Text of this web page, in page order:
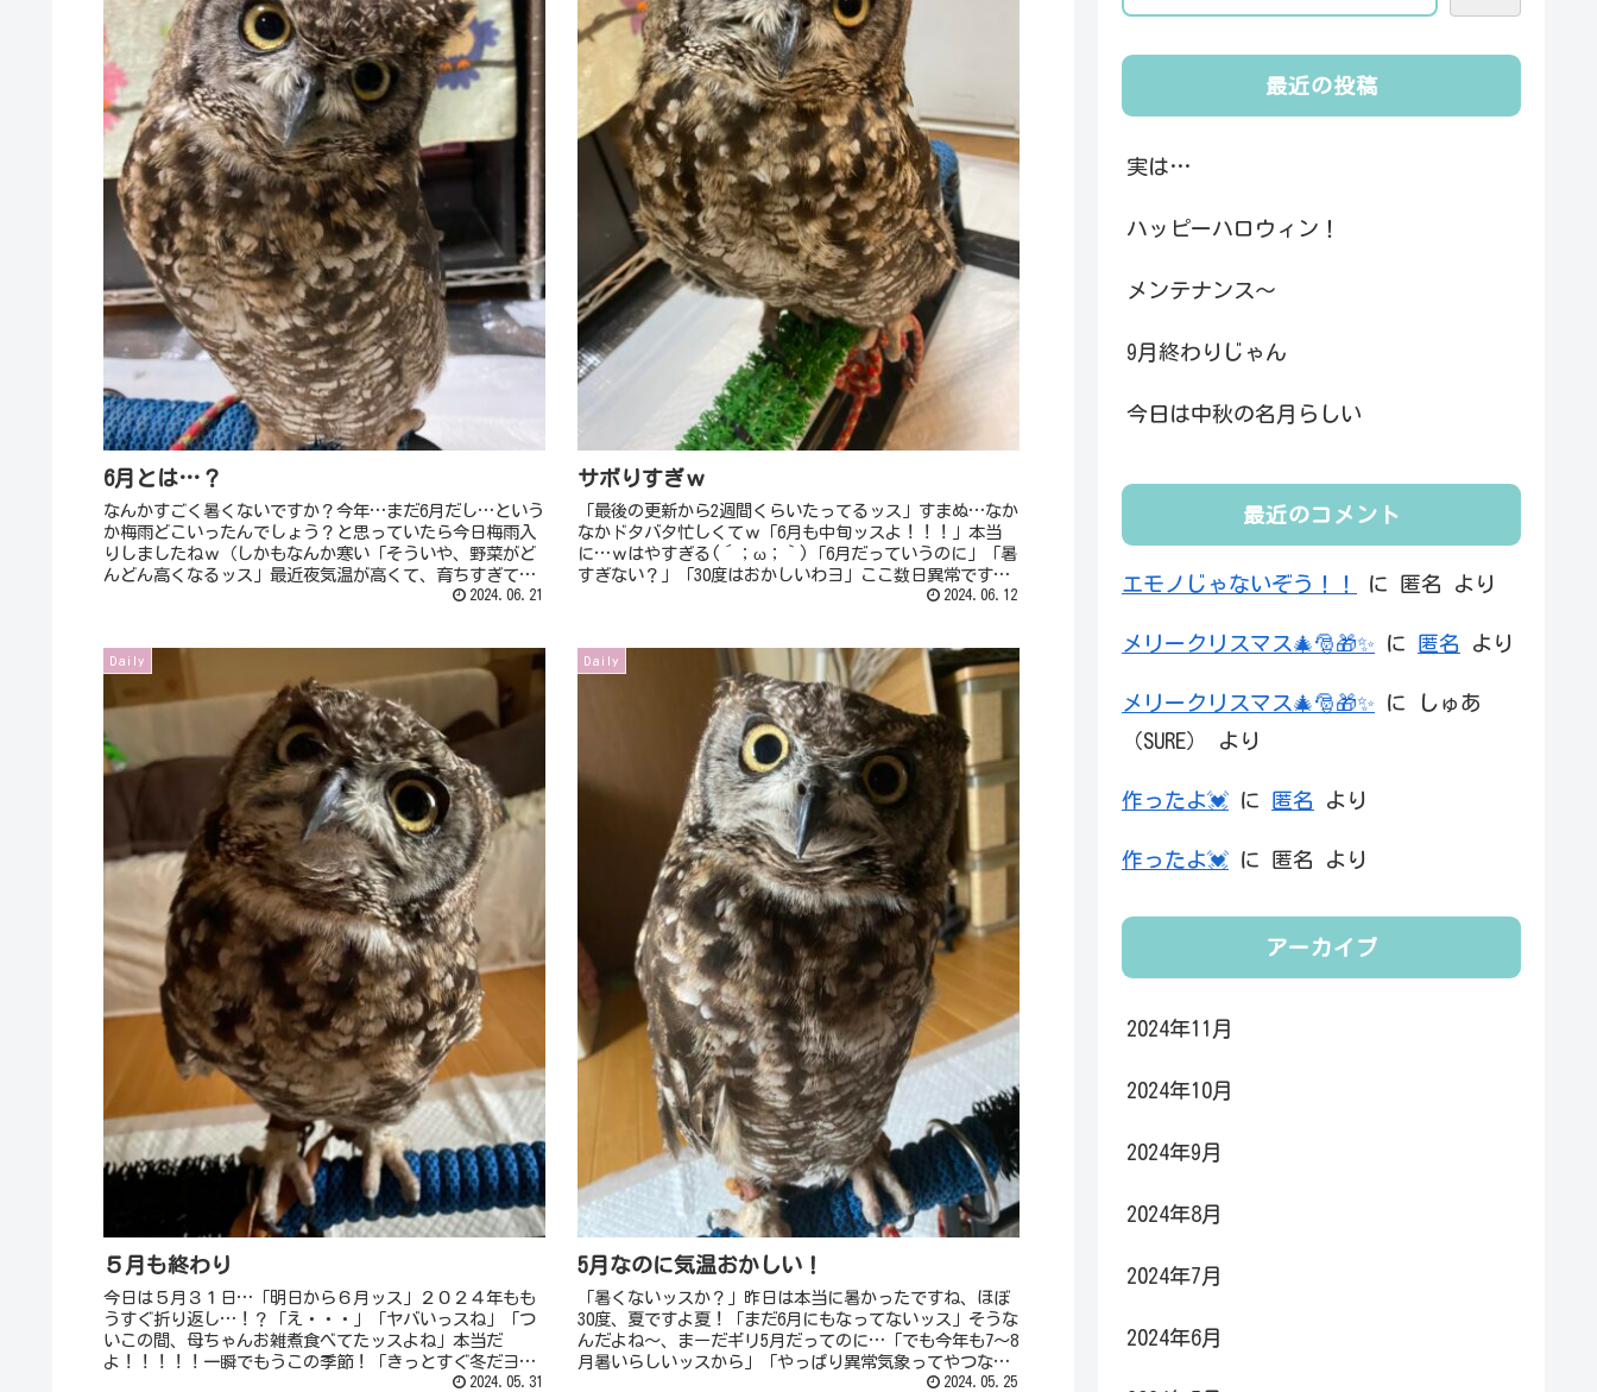
6月とは…？
なんかすごく暑くないですか？今年…まだ6月だし…という
か梅雨どこいったんでしょう？と思っていたら今日梅雨入
りしましたねｗ（しかもなんか寒い「そういや、野菜がど
んどん高くなるッス」最近夜気温が高くて、育ちすぎて規
2024.06.21
サボりすぎｗ
「最後の更新から2週間くらいたってるッス」すまぬ…なか
なかドタバタ忙しくてｗ「6月も中旬ッスよ！！！」本当
に…ｗはやすぎる(´；ω；｀)「6月だっていうのに」「暑
すぎない？」「30度はおかしいわヨ」ここ数日異常ですよ
2024.06.12
Daily
５月も終わり
今日は５月３１日…「明日から６月ッス」２０２４年もも
うすぐ折り返し…！？「え・・・」「ヤバいっスね」「つ
いこの間、母ちゃんお雑煮食べてたッスよね」本当だ
よ！！！！！一瞬でもうこの季節！「きっとすぐ冬だヨ」
2024.05.31
Daily
5月なのに気温おかしい！
「暑くないッスか？」昨日は本当に暑かったですね、ほぼ
30度、夏ですよ夏！「まだ6月にもなってないッス」そうな
んだよね～、まーだギリ5月だってのに…「でも今年も7～8
月暑いらしいッスから」「やっぱり異常気象ってやつなん
2024.05.25
最近の投稿
実は…
ハッピーハロウィン！
メンテナンス～
9月終わりじゃん
今日は中秋の名月らしい
最近のコメント
エモノじゃないぞう！！ に 匿名 より
メリークリスマス🎄🎅🎁✨ に 匿名 より
メリークリスマス🎄🎅🎁✨ に
しゅあ
（SURE）
より
作ったよ💓 に 匿名 より
作ったよ💓 に 匿名 より
アーカイブ
2024年11月
2024年10月
2024年9月
2024年8月
2024年7月
2024年6月